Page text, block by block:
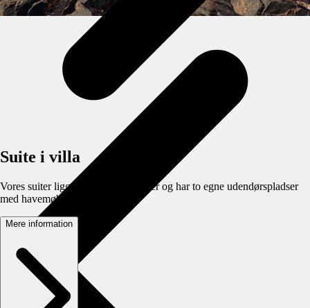
Suite i villa
Vores suiter ligger i fristående villaer og har to egne udendørspladser
med havemøbler om sommeren.
Mere information